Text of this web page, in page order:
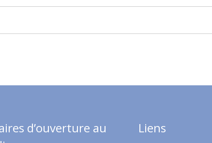
d’ouverture au
Liens